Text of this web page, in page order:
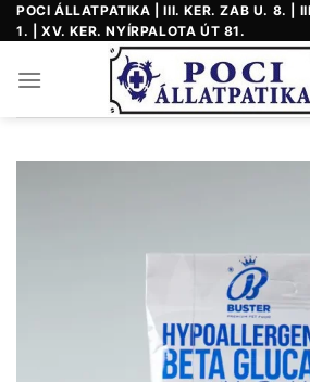
Skip
to
POCI ÁLLATPATIKA | III. KER. ZAB U. 8. |
1. | XV. KER. NYÍRPALOTA ÚT 81.